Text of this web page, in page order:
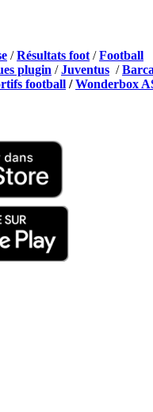
/Résultats foot /Football
plugin /Juventus /
football /Wonderbox